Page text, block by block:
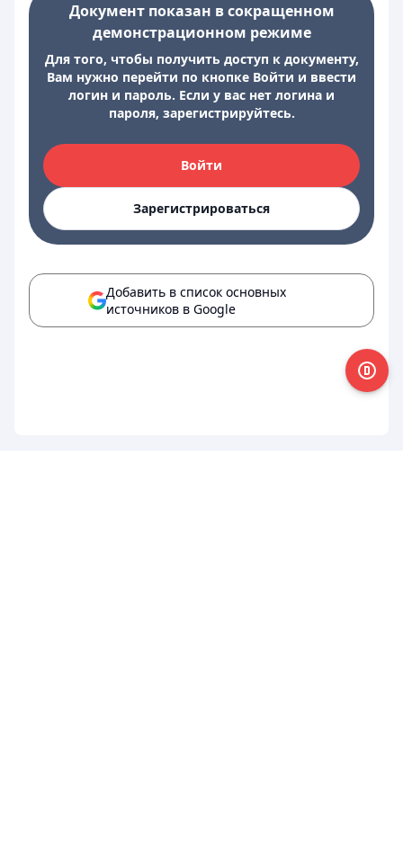
Документ показан в сокращенном
демонстрационном режиме
Для того, чтобы получить доступ к документу,
Вам нужно перейти по кнопке Войти и ввести
логин и пароль. Если у вас нет логина и
пароля, зарегистрируйтесь.
Войти
Зарегистрироваться
Добавить в список основных
источников в Google